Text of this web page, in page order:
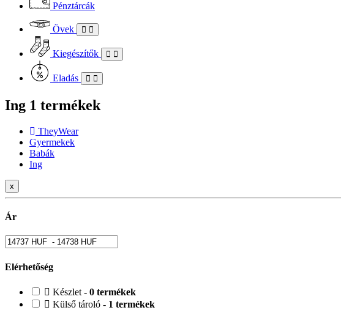
Pénztárcák
Övek
Kiegészítők
Eladás
Ing 1 termékek
TheyWear
Gyermekek
Babák
Ing
x
Ár
Elérhetőség
Készlet - 0 termékek
Külső tároló - 1 termékek